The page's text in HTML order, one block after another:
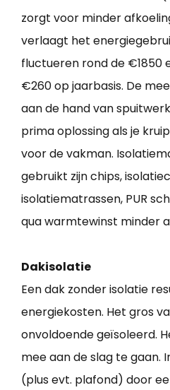
zorgt voor minder
verlaagt het
fluctueren rond de €1850
€260 op jaarbasis. De
aan de hand van
prima oplossing als je
voor de vakman.
gebruikt zijn chips,
isolatiematrassen, PUR
qua warmtewinst minder
Dakisolatie
Een dak zonder isolatie
energiekosten. Het gros
onvoldoende geïsoleerd.
mee aan de slag te gaan.
(plus evt. plafond) door